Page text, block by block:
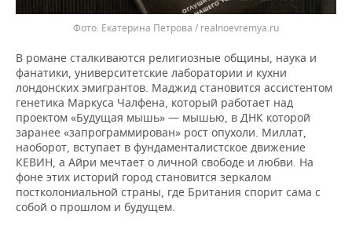
Екатерина Петрова / realnoevremya.ru
В романе сталкиваются религиозные общины, наука и
фанатики, университетские лаборатории и кухни
лондонских эмигрантов. Маджид становится ассистентом
генетика Маркуса Чалфена, который работает над
проектом «Будущая мышь» — мышью, в ДНК которой
заранее «запрограммирован» рост опухоли. Миллат,
наоборот, вступает в фундаменталистское движение
КЕВИН, а Айри мечтает о личной свободе и любви. На
фоне этих историй город становится зеркалом
постколониальной страны, где Британия спорит сама с
собой о прошлом и будущем.